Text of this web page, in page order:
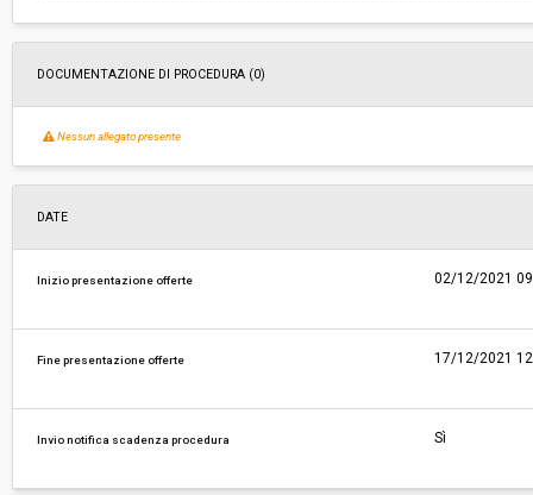
DOCUMENTAZIONE DI PROCEDURA (0)
Nessun allegato presente
DATE
Inizio presentazione offerte 02/12/2021
Fine presentazione offerte 17/12/2021
Invio notifica scadenza procedura Sì